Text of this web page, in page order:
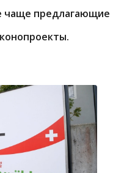
чаще предлагающие